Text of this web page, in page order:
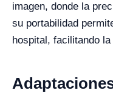
imagen, donde la
su portabilidad
hospital, facilitando